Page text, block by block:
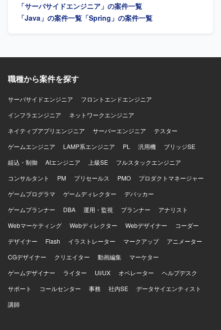
PostgreSQL 17、jOOQ、REST API開発、React 18、
TypeScript、Vite、Chakra UI、Visual Studio Code、
「サーバサイドエンジニア」の案件一覧
「Java」の案件一覧 「Spring」の案件一覧
職種から案件を探す
サーバサイドエンジニア
フロントエンドエンジニア
インフラエンジニア
ネットワークエンジニア
ネイティブアプリエンジニア
サーバーエンジニア
テスター
ゲームエンジニア
LAMP系エンジニア PL 汎用機
ブリッジSE
組込・制御
AIエンジニア 上級SE
フルスタックエンジニア
コンサルタント
PM プリセールス PMO
プロダクトマネージャー
ゲームプログラマ
ゲームディレクター
デバッカー
ゲームプランナー
DBA 運用・監視 プランナー
アナリスト
Webマーケティング
Webディレクター Webデザイナー
コーダー
デザイナー
Flash イラストレーター マークアップ
アニメーター
CGデザイナー
クリエイター 動画編集
マーケター
ゲームデザイナー
ライター UI/UX オペレーター
ヘルプデスク
サポート
コールセンター 事務 社内SE
データサイエンティスト
講師